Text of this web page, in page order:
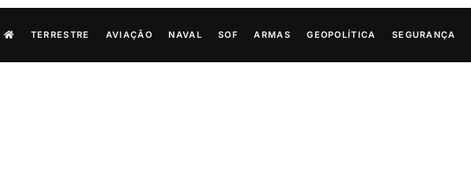
TERRESTRE AVIAÇÃO NAVAL SOF ARMAS GEOPOLÍTICA SEGURANÇA